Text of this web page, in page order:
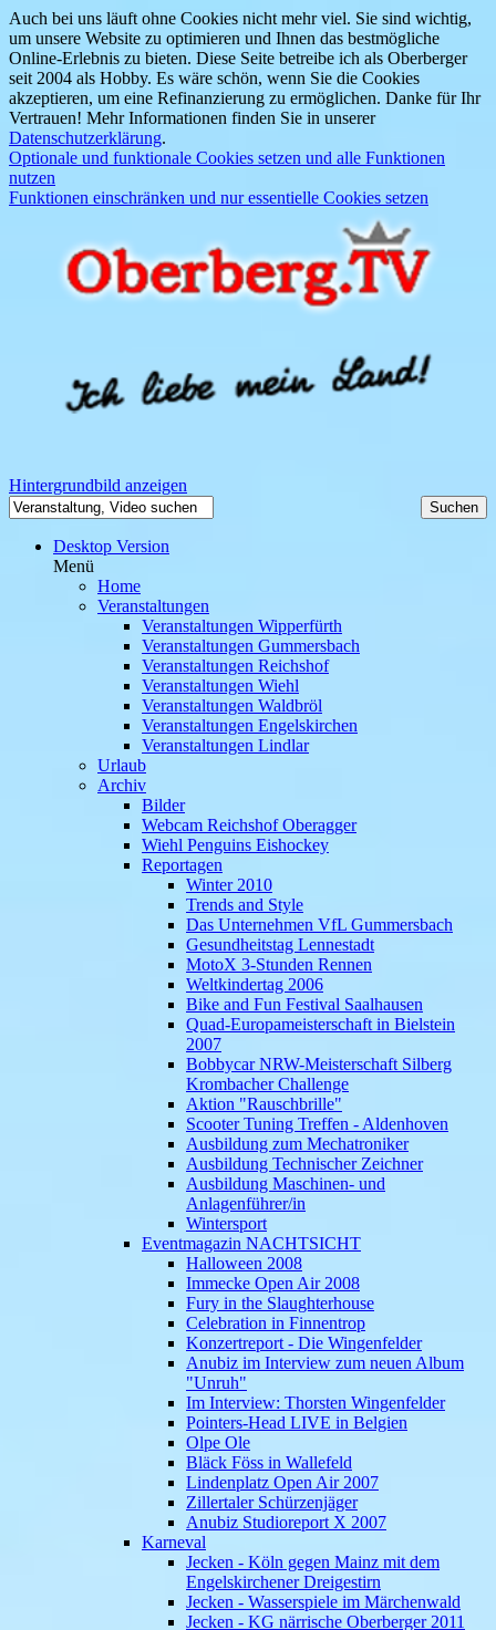
Auch bei uns läuft ohne Cookies nicht mehr viel. Sie sind wichtig,
um unsere Website zu optimieren und Ihnen das bestmögliche
Online-Erlebnis zu bieten. Diese Seite betreibe ich als Oberberger
seit 2004 als Hobby. Es wäre schön, wenn Sie die Cookies
akzeptieren, um eine Refinanzierung zu ermöglichen. Danke für Ihr
Vertrauen! Mehr Informationen finden Sie in unserer
Datenschutzerklärung.
Optionale und funktionale Cookies setzen und alle Funktionen
nutzen
Funktionen einschränken und nur essentielle Cookies setzen
Hintergrundbild anzeigen
Desktop Version
Menü
Home
Veranstaltungen
Veranstaltungen Wipperfürth
Veranstaltungen Gummersbach
Veranstaltungen Reichshof
Veranstaltungen Wiehl
Veranstaltungen Waldbröl
Veranstaltungen Engelskirchen
Veranstaltungen Lindlar
Urlaub
Archiv
Bilder
Webcam Reichshof Oberagger
Wiehl Penguins Eishockey
Reportagen
Winter 2010
Trends and Style
Das Unternehmen VfL Gummersbach
Gesundheitstag Lennestadt
MotoX 3-Stunden Rennen
Weltkindertag 2006
Bike and Fun Festival Saalhausen
Quad-Europameisterschaft in Bielstein
2007
Bobbycar NRW-Meisterschaft Silberg
Krombacher Challenge
Aktion "Rauschbrille"
Scooter Tuning Treffen - Aldenhoven
Ausbildung zum Mechatroniker
Ausbildung Technischer Zeichner
Ausbildung Maschinen- und
Anlagenführer/in
Wintersport
Eventmagazin NACHTSICHT
Halloween 2008
Immecke Open Air 2008
Fury in the Slaughterhouse
Celebration in Finnentrop
Konzertreport - Die Wingenfelder
Anubiz im Interview zum neuen Album
"Unruh"
Im Interview: Thorsten Wingenfelder
Pointers-Head LIVE in Belgien
Olpe Ole
Bläck Föss in Wallefeld
Lindenplatz Open Air 2007
Zillertaler Schürzenjäger
Anubiz Studioreport X 2007
Karneval
Jecken - Köln gegen Mainz mit dem
Engelskirchener Dreigestirn
Jecken - Wasserspiele im Märchenwald
Jecken - KG närrische Oberberger 2011